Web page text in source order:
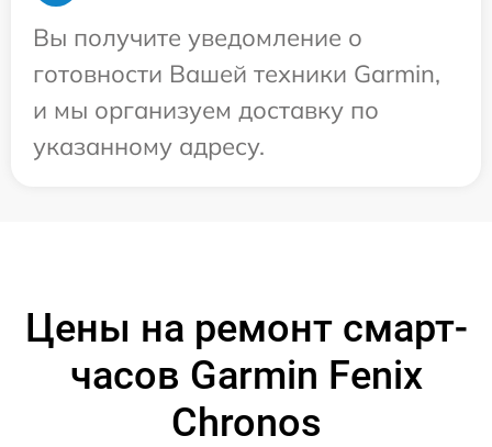
Вы получите уведомление о
готовности Вашей техники Garmin,
и мы организуем доставку по
указанному адресу.
Цены на ремонт смарт-
часов Garmin Fenix
Chronos